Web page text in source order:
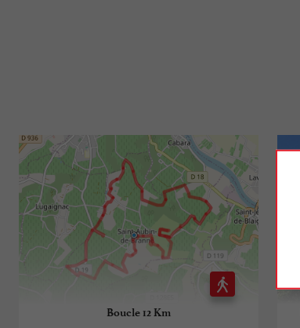
Boucle 12 Km